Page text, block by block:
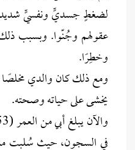
لضغطٍ جسديٍّ ونفسيٍّ شديد،
عقولهم وجُنّوا. وبسبب
وخطِرًا.
ومع ذلك كان والدي مخلصًا
يخشى على حياته وصحته.
في السجون، حيث سُلبت